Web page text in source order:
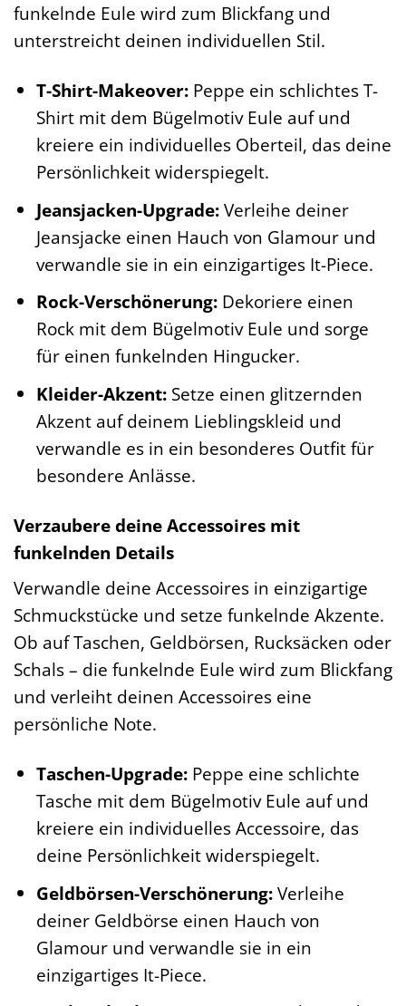
funkelnde Eule wird zum Blickfang und
unterstreicht deinen individuellen Stil.
T-Shirt-Makeover:Peppe ein schlichtes T-
Shirt mit dem Bügelmotiv Eule auf und
kreiere ein individuelles Oberteil, das deine
Persönlichkeit widerspiegelt.
Jeansjacken-Upgrade:Verleihe deiner
Jeansjacke einen Hauch von Glamour und
verwandle sie in ein einzigartiges It-Piece.
Rock-Verschönerung:Dekoriere einen
Rock mit dem Bügelmotiv Eule und sorge
für einen funkelnden Hingucker.
Kleider-Akzent:Setze einen glitzernden
Akzent auf deinem Lieblingskleid und
verwandle es in ein besonderes Outfit für
besondere Anlässe.
Verzaubere deine Accessoires mit
funkelnden Details
Verwandle deine Accessoires in einzigartige
Schmuckstücke und setze funkelnde Akzente.
Ob auf Taschen, Geldbörsen, Rucksäcken oder
Schals – die funkelnde Eule wird zum Blickfang
und verleiht deinen Accessoires eine
persönliche Note.
Taschen-Upgrade:Peppe eine schlichte
Tasche mit dem Bügelmotiv Eule auf und
kreiere ein individuelles Accessoire, das
deine Persönlichkeit widerspiegelt.
Geldbörsen-Verschönerung:Verleihe
deiner Geldbörse einen Hauch von
Glamour und verwandle sie in ein
einzigartiges It-Piece.